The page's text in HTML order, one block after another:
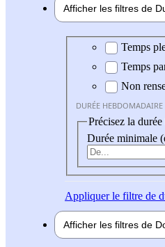
Afficher les filtres de
Durée
Temps
Temps
Non
DURÉE HEBDOMADAIRE
Précisez la
Durée minimale
Appliquerle filtre de
Afficher les filtres de